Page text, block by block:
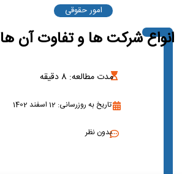
امور حقوقی
انواع شرکت ها و تفاوت آن ها
مدت مطالعه: 8 دقیقه
تاریخ به روزرسانی: 12 اسفند 1402
بدون نظر